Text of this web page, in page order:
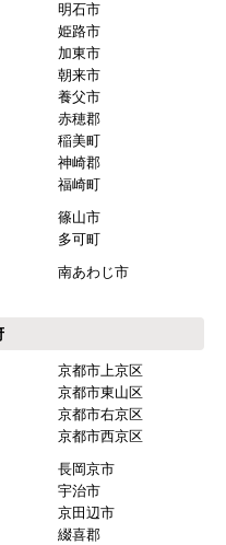
明石市
姫路市
加東市
朝来市
養父市
赤穂郡
稲美町
神崎郡
福崎町
篠山市
多可町
南あわじ市
京都市上京区
京都市東山区
京都市右京区
京都市西京区
長岡京市
宇治市
京田辺市
綴喜郡